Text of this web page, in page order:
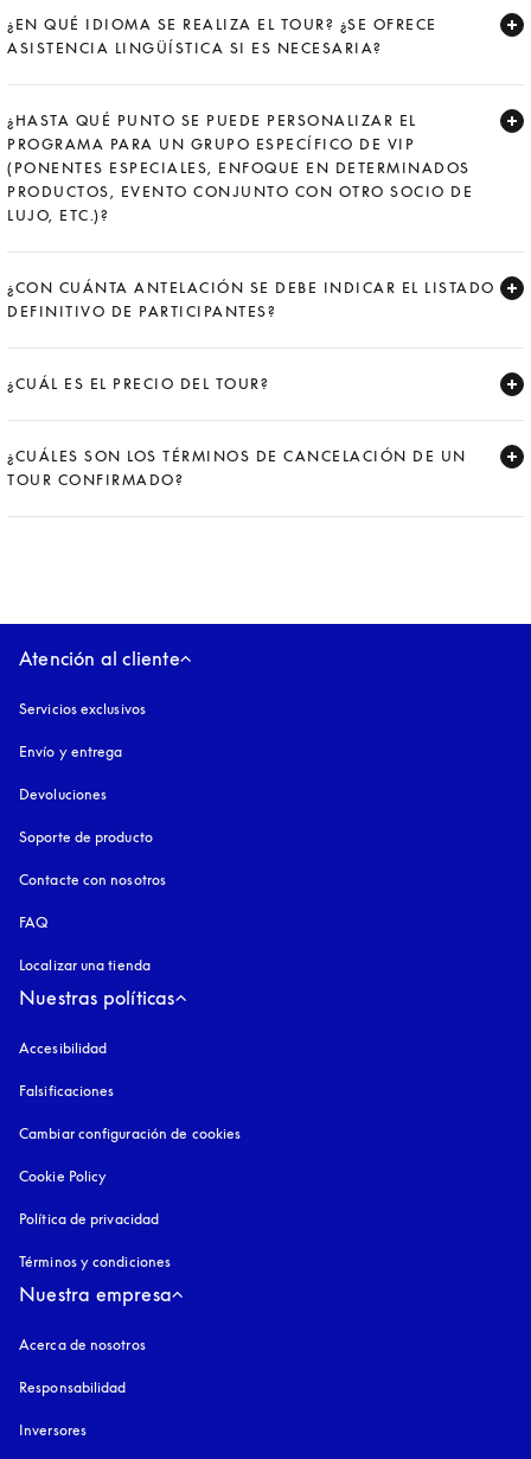
¿EN QUÉ IDIOMA SE REALIZA EL TOUR? ¿SE OFRECE
ASISTENCIA LINGÜÍSTICA SI ES NECESARIA?
¿HASTA QUÉ PUNTO SE PUEDE PERSONALIZAR EL
PROGRAMA PARA UN GRUPO ESPECÍFICO DE VIP
(PONENTES ESPECIALES, ENFOQUE EN DETERMINADOS
PRODUCTOS, EVENTO CONJUNTO CON OTRO SOCIO DE
LUJO, ETC.)?
¿CON CUÁNTA ANTELACIÓN SE DEBE INDICAR EL LISTADO
DEFINITIVO DE PARTICIPANTES?
¿CUÁL ES EL PRECIO DEL TOUR?
¿CUÁLES SON LOS TÉRMINOS DE CANCELACIÓN DE UN
TOUR CONFIRMADO?
Atención al cliente
Servicios exclusivos
Envío y entrega
Devoluciones
Soporte de producto
Contacte con nosotros
FAQ
Localizar una tienda
Nuestras políticas
Accesibilidad
Falsificaciones
Cambiar configuración de cookies
Cookie Policy
Política de privacidad
Términos y condiciones
Nuestra empresa
Acerca de nosotros
Responsabilidad
Inversores